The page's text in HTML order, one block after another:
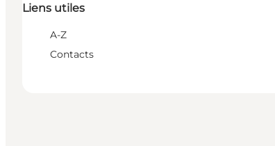
Liens utiles
A-Z
Contacts